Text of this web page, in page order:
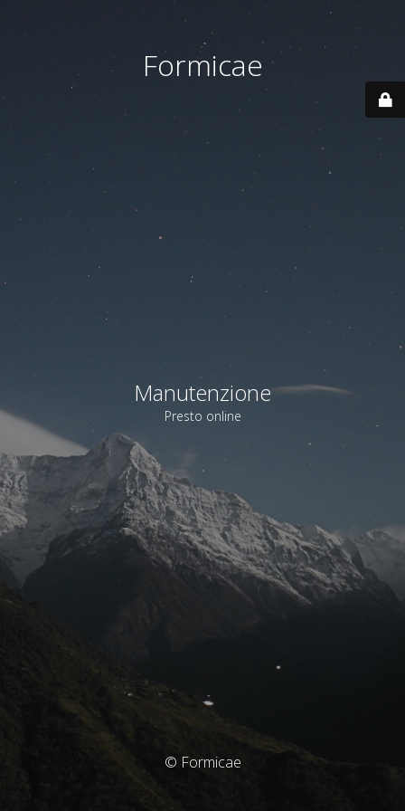
Formicae
Manutenzione
Presto online
© Formicae